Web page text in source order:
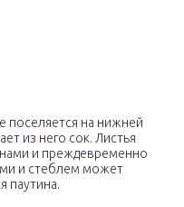
поселяется на нижней
из него сок. Листья
и преждевременно
и стеблем может
паутина.